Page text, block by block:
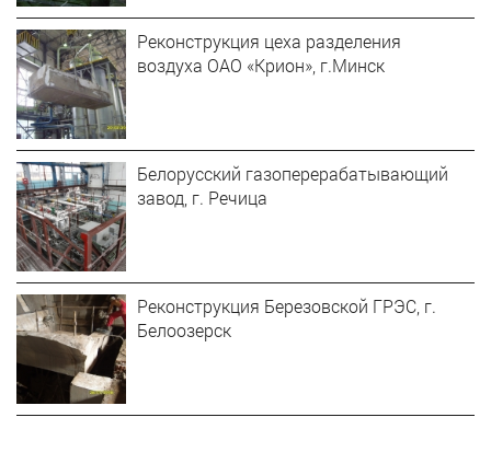
Реконструкция цеха разделения
воздуха ОАО «Крион», г.Минск
Белорусский газоперерабатывающий
завод, г. Речица
Реконструкция Березовской ГРЭС, г.
Белоозерск